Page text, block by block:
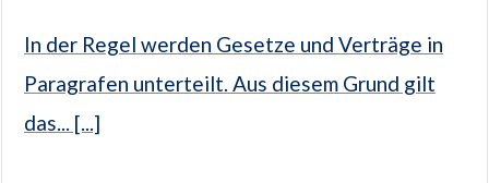
In der Regel werden Gesetze und Verträge in
Paragrafen unterteilt. Aus diesem Grund gilt
das... [...]